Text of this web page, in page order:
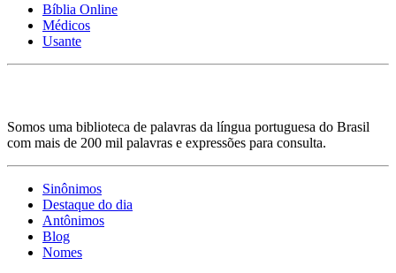
Bíblia Online
Médicos
Usante
Somos uma biblioteca de palavras da língua portuguesa do Brasil
com mais de 200 mil palavras e expressões para consulta.
Sinônimos
Destaque do dia
Antônimos
Blog
Nomes